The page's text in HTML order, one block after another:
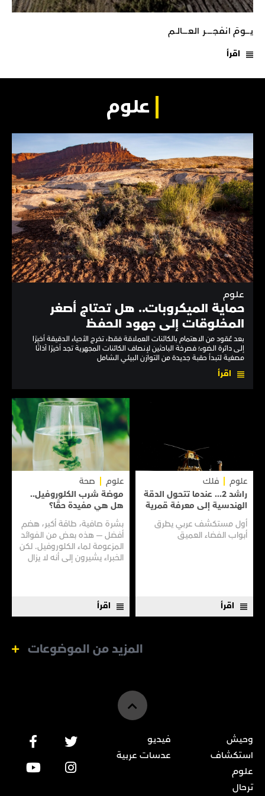
يـــومَ انفجـــــر العــــالـم
اقرأ
علوم
علوم
حماية الميكروبات.. هل تحتاج أصغر
المخلوقات إلى جهود الحفظ
بعد عُقود من الاهتمام بالكائنات العملاقة فقط، تخرج الأحياء الدقيقة أخيرًا
إلى دائرة الضوء؛ فصرخة الباحثين لإنصاف الكائنات المجهرية تجد أخيرًا آذانًا
مصغية لتبدأ حقبة جديدة من التوازن البيئي الشامل
اقرأ
علوم
فلك
راشد 2... عندما تتحول الدقة
الهندسية إلى معرفة قمرية
أول مستكشف عربي يطرق
أبواب الفضاء العميق
اقرأ
علوم
صحة
موضة شرب الكلوروفيل..
هل هي مفيدة حقًا؟
بشرة صافية، طاقة أكبر، هضم
أفضل — هذه بعض من الفوائد
المزعومة لماء الكلوروفيل. لكن
الخبراء يشيرون إلى أنه لا يزال
اقرأ
المزيد من الموضوعات
وحيش
استكشاف
علوم
ترحال
فيديو
عدسات عربية